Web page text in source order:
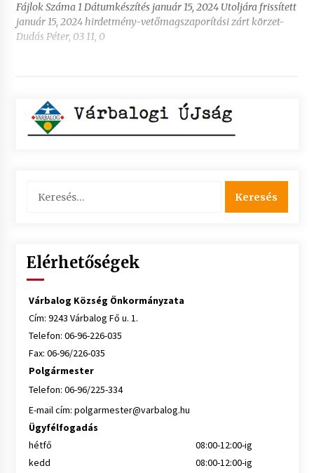
Fájlok Száma 1 Dátumkészítés január 15, 2024 Utoljára frissített
január 15, 2024 hirdetmény-vetőmagszaporítási zárt körzet-
Dudás Péter, 03 11, 0
Elérhetőségek
Várbalog Község Önkormányzata
Cím: 9243 Várbalog Fő u. 1.
Telefon: 06-96-226-035
Fax: 06-96/226-035
Polgármester
Telefon: 06-96/225-334
E-mail cím: polgarmester@varbalog.hu
Ügyfélfogadás
hétfő
08:00-12:00-ig
kedd
08:00-12:00-ig